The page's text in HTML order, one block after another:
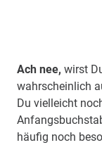
Ach nee, wirst
wahrscheinlich
Du vielleicht
häufig noch